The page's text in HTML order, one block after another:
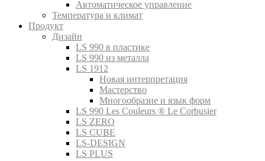
Автоматическое управление
Температура и климат
Продукт
Дизайн
LS 990 в пластике
LS 990 из металла
LS 1912
Новая интерпретация
Мастерство
Многообразие и язык форм
LS 990 Les Couleurs ® Le Corbusier
LS ZERO
LS CUBE
LS-DESIGN
LS PLUS